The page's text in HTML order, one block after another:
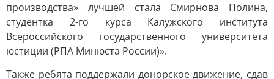
производства» лучшей стала Смирнова Полина,
студентка 2-го курса Калужского института
Всероссийского государственного университета
юстиции (РПА Минюста России)».
Также ребята поддержали донорское движение, сдав